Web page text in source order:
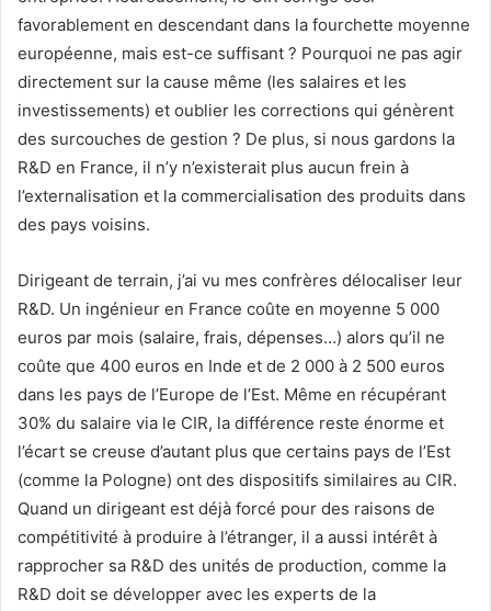
favorablement en descendant dans la fourchette moyenne
européenne, mais est-ce suffisant ? Pourquoi ne pas agir
directement sur la cause même (les salaires et les
investissements) et oublier les corrections qui génèrent
des surcouches de gestion ? De plus, si nous gardons la
R&D en France, il n’y n’existerait plus aucun frein à
l’externalisation et la commercialisation des produits dans
des pays voisins.
Dirigeant de terrain, j’ai vu mes confrères délocaliser leur
R&D. Un ingénieur en France coûte en moyenne 5 000
euros par mois (salaire, frais, dépenses…) alors qu’il ne
coûte que 400 euros en Inde et de 2 000 à 2 500 euros
dans les pays de l’Europe de l’Est. Même en récupérant
30% du salaire via le CIR, la différence reste énorme et
l’écart se creuse d’autant plus que certains pays de l’Est
(comme la Pologne) ont des dispositifs similaires au CIR.
Quand un dirigeant est déjà forcé pour des raisons de
compétitivité à produire à l’étranger, il a aussi intérêt à
rapprocher sa R&D des unités de production, comme la
R&D doit se développer avec les experts de la